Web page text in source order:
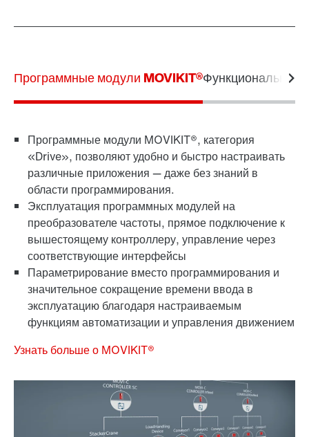
Программные модули MOVIKIT®Функциональная
Программные модули MOVIKIT®, категория
«Drive», позволяют удобно и быстро настраивать
различные приложения — даже без знаний в
области программирования.
Эксплуатация программных модулей на
преобразователе частоты, прямое подключение к
вышестоящему контроллеру, управление через
соответствующие интерфейсы
Параметрирование вместо программирования и
значительное сокращение времени ввода в
эксплуатацию благодаря настраиваемым
функциям автоматизации и управления движением
Узнать больше о MOVIKIT®